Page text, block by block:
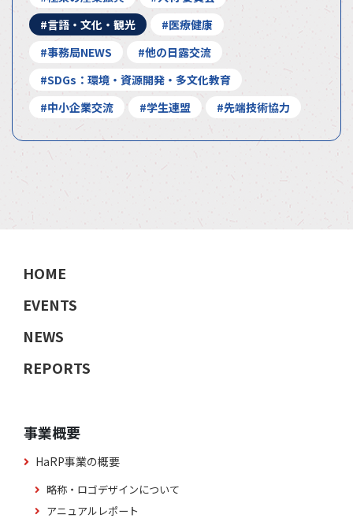
#言語・文化・観光
#医療健康
#事務局NEWS
#他の日露交流
#SDGs：環境・資源開発・多文化教育
#中小企業交流
#学生連盟 #先端技術協力
HOME
EVENTS
NEWS
REPORTS
事業概要
HaRP事業の概要
略称・ロゴデザインについて
アニュアルレポート